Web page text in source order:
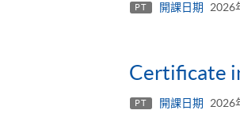
PT 開課日期 2026
Certificate
PT 開課日期 2026